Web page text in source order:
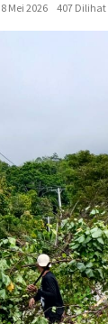
8 Mei 2026
407 Dilihat